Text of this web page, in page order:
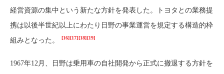
経営資源の集中という新たな方針を発表した。トヨタとの業務提
携は以後半世紀以上にわたり日野の事業運営を規定する構造的枠
組みとなった。
[16] [17] [18] [19]
1967年12月、日野は乗用車の自社開発から正式に撤退する方針を